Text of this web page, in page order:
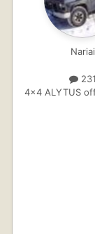
Nariai
231
4x4 ALYTUS